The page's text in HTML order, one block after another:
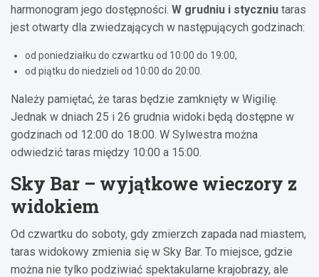
harmonogram jego dostępności. W grudniu i styczniu taras
jest otwarty dla zwiedzających w następujących godzinach:
od poniedziałku do czwartku od 10:00 do 19:00,
od piątku do niedzieli od 10:00 do 20:00.
Należy pamiętać, że taras będzie zamknięty w Wigilię.
Jednak w dniach 25 i 26 grudnia widoki będą dostępne w
godzinach od 12:00 do 18:00. W Sylwestra można
odwiedzić taras między 10:00 a 15:00.
Sky Bar – wyjątkowe wieczory z
widokiem
Od czwartku do soboty, gdy zmierzch zapada nad miastem,
taras widokowy zmienia się w Sky Bar. To miejsce, gdzie
można nie tylko podziwiać spektakularne krajobrazy, ale